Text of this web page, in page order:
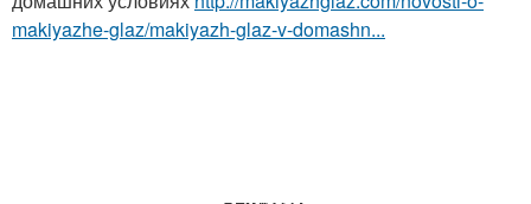
makiyazhe-glaz/makiyazh-glaz-v-domashn...